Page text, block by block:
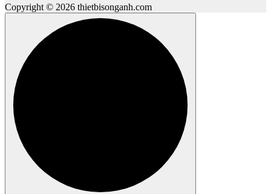
Copyright © 2026 thietbisonganh.com